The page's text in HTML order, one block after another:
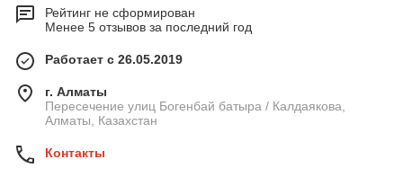
Рейтинг не сформирован
Менее 5 отзывов за последний год
Работает с 26.05.2019
г. Алматы
Пересечение улиц Богенбай батыра / Калдаякова,
Алматы, Казахстан
Контакты